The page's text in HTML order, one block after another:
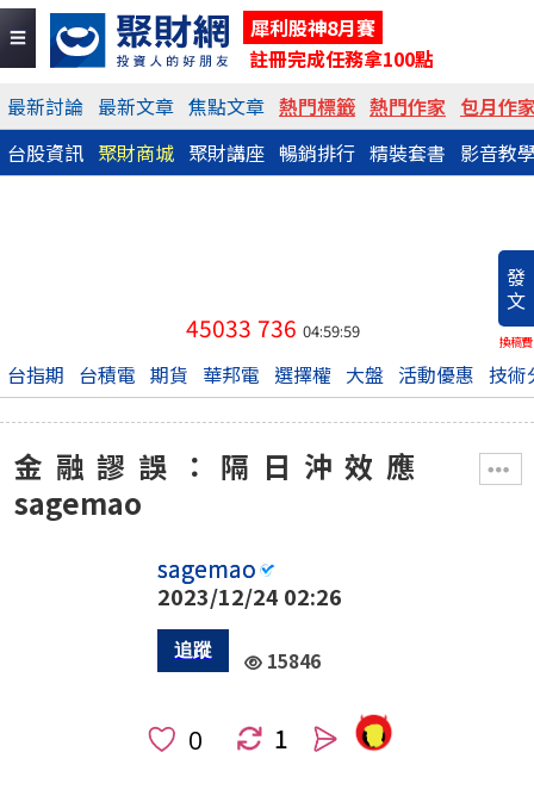
犀利股神8月賽
註冊完成任務拿100點
最新討論 最新文章 焦點文章 熱門標籤 熱門作家 包月作
台股資訊 聚財商城 聚財講座 暢銷排行 精裝套書 影音教
發
文
換稿費
45033 736 04:59:59
台指期 台積電 期貨 華邦電 選擇權 大盤 活動優惠 技術
金融謬誤：隔日沖效應
sagemao
sagemao
2023/12/24 02:26
15846
1